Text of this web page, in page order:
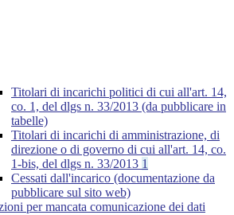
Titolari di incarichi politici di cui all'art. 14,
co. 1, del dlgs n. 33/2013 (da pubblicare in
tabelle)
Titolari di incarichi di amministrazione, di
direzione o di governo di cui all'art. 14, co.
1-bis, del dlgs n. 33/2013 1
Cessati dall'incarico (documentazione da
pubblicare sul sito web)
per mancata comunicazione dei dati